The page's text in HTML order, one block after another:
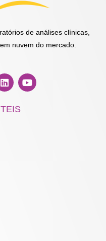
de análises clínicas,
nuvem do mercado.
L
i
k
e
Y
o